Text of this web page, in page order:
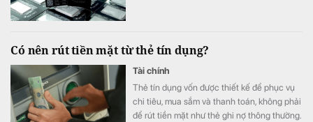
Có nên rút tiền mặt từ thẻ tín dụng?
Tài chính
Thẻ tín dụng vốn được thiết kế để phục vụ
chi tiêu, mua sắm và thanh toán, không phải
để rút tiền mặt như thẻ ghi nợ thông thường.